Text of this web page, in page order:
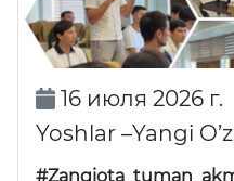
16 июля 2026 г.
Yoshlar –Yangi